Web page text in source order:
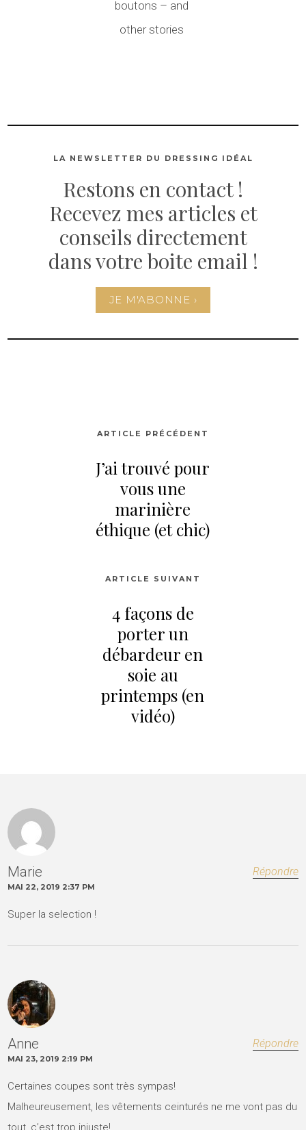
boutons – and
other stories
LA NEWSLETTER DU DRESSING IDÉAL
Restons en contact !
Recevez mes articles et
conseils directement
dans votre boite email !
JE M'ABONNE ›
ARTICLE PRÉCÉDENT
J’ai trouvé pour
vous une
marinière
éthique (et chic)
ARTICLE SUIVANT
4 façons de
porter un
débardeur en
soie au
printemps (en
vidéo)
Marie Répondre
MAI 22, 2019 2:37 PM
Super la selection !
Anne Répondre
MAI 23, 2019 2:19 PM
Certaines coupes sont très sympas!
Malheureusement, les vêtements ceinturés ne me vont pas du
tout, c’est trop injuste!